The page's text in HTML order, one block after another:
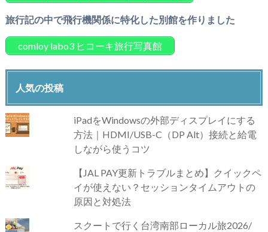
旅行記の中で飛行機関係に特化した別館を作りました
comloy labo3 ヒコーキ旅行写真館
人気の投稿
iPadをWindowsの外部ディスプレイにする
方法｜HDMI/USB-C（DP Alt）接続と給電
しながら使うコツ
【JAL PAY更新トラブルまとめ】クイックペ
イが使えない？セッションタイムアウトの
原因と対処法
スクートで行く台湾南部ローカル旅2026/